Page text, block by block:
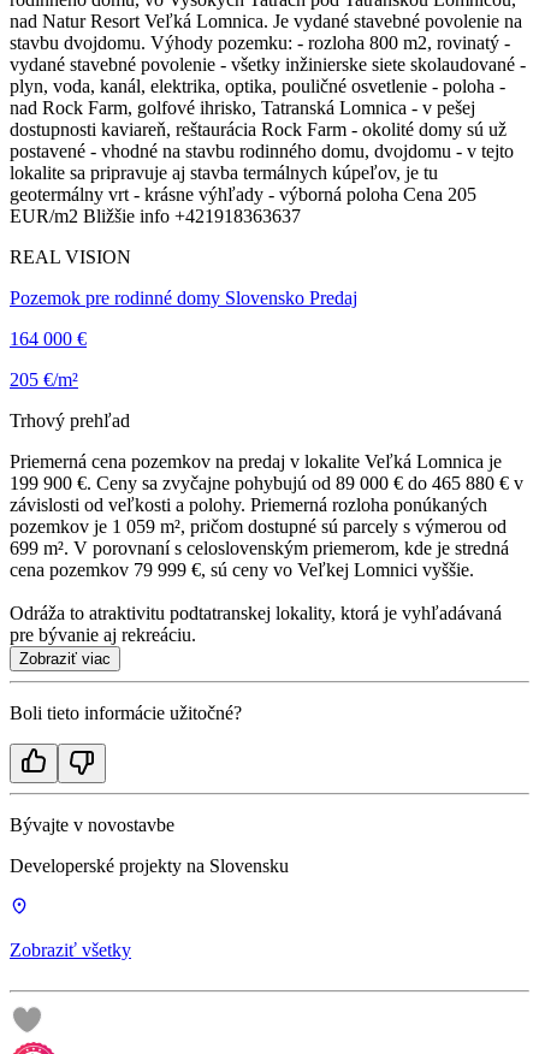
nad Natur Resort Veľká Lomnica. Je vydané stavebné povolenie na
stavbu dvojdomu. Výhody pozemku: - rozloha 800 m2, rovinatý -
vydané stavebné povolenie - všetky inžinierske siete skolaudované -
plyn, voda, kanál, elektrika, optika, pouličné osvetlenie - poloha -
nad Rock Farm, golfové ihrisko, Tatranská Lomnica - v pešej
dostupnosti kaviareň, reštaurácia Rock Farm - okolité domy sú už
postavené - vhodné na stavbu rodinného domu, dvojdomu - v tejto
lokalite sa pripravuje aj stavba termálnych kúpeľov, je tu
geotermálny vrt - krásne výhľady - výborná poloha Cena 205
EUR/m2 Bližšie info +421918363637
REAL VISION
Pozemok pre rodinné domy Slovensko Predaj
164 000 €
205 €/m²
Trhový prehľad
Priemerná cena pozemkov na predaj v lokalite Veľká Lomnica je
199 900 €. Ceny sa zvyčajne pohybujú od 89 000 € do 465 880 € v
závislosti od veľkosti a polohy. Priemerná rozloha ponúkaných
pozemkov je 1 059 m², pričom dostupné sú parcely s výmerou od
699 m². V porovnaní s celoslovenským priemerom, kde je stredná
cena pozemkov 79 999 €, sú ceny vo Veľkej Lomnici vyššie.
Odráža to atraktivitu podtatranskej lokality, ktorá je vyhľadávaná
pre bývanie aj rekreáciu.
Zobraziť viac
Boli tieto informácie užitočné?
Bývajte v novostavbe
Developerské projekty na Slovensku
Zobraziť všetky